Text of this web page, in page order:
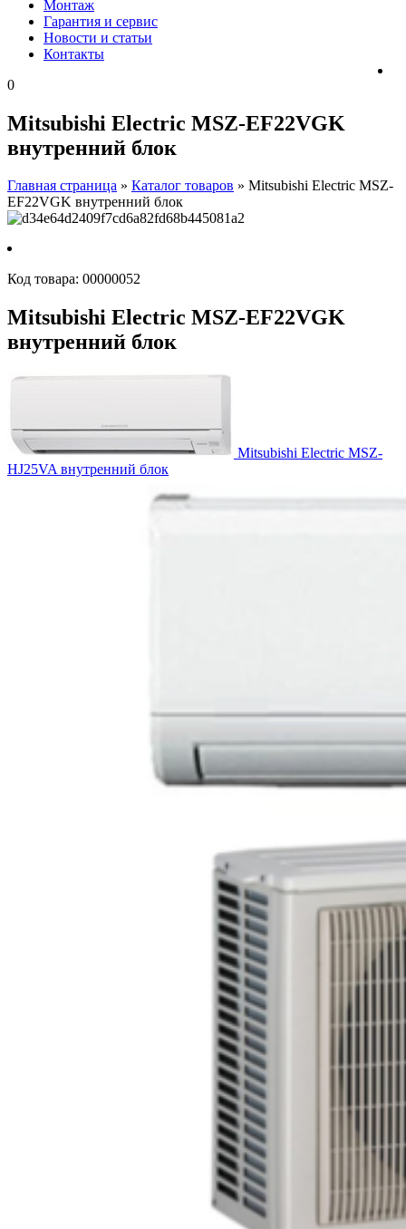
Монтаж
Гарантия и сервис
Новости и статьи
Контакты
0
Mitsubishi Electric MSZ-EF22VGK
внутренний блок
Главная страница » Каталог товаров » Mitsubishi Electric MSZ-
EF22VGK внутренний блок
Код товара: 00000052
Mitsubishi Electric MSZ-EF22VGK
внутренний блок
Mitsubishi Electric MSZ-
HJ25VA внутренний блок